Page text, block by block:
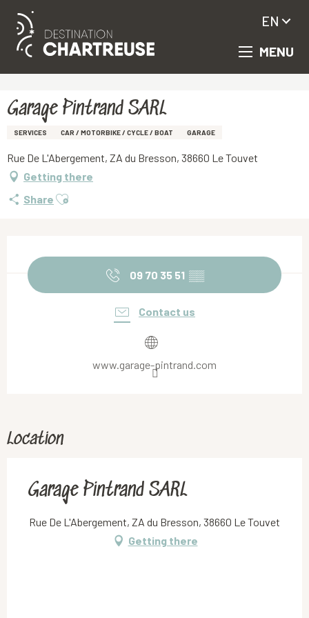
Aller
principal
MENU
EN
Garage Pintrand SARL
SERVICES CAR / MOTORBIKE / CYCLE / BOAT GARAGE
Rue De L'Abergement, ZA du Bresson, 38660 Le Touvet
Getting there
Share Ajouter aux favoris
09 70 35 51 ▒▒
Contact us
www.garage-pintrand.com
Location
Garage Pintrand SARL
Rue De L'Abergement, ZA du Bresson, 38660 Le Touvet
Getting there